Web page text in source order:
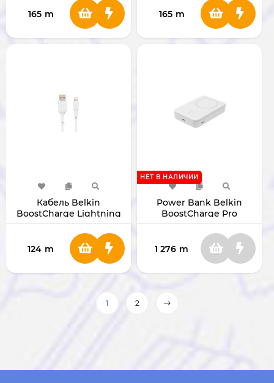
165 m 165 m
Кабель Belkin
BoostCharge Lightning
124 m
Power Bank Belkin
BoostCharge Pro
НЕТ В НАЛИЧИИ
1 276 m
1 2